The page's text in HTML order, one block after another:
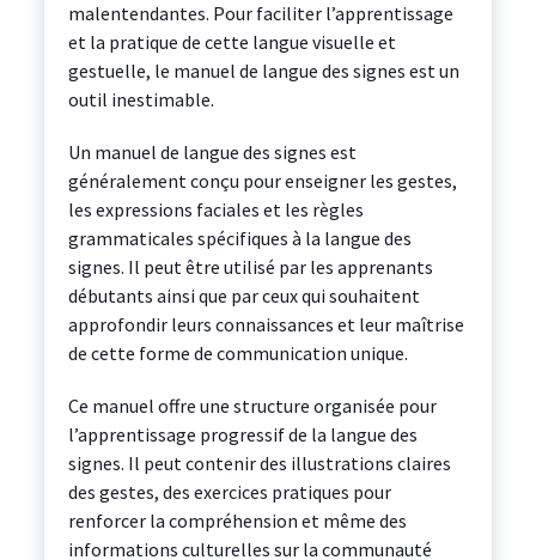
malentendantes. Pour faciliter l’apprentissage
et la pratique de cette langue visuelle et
gestuelle, le manuel de langue des signes est un
outil inestimable.
Un manuel de langue des signes est
généralement conçu pour enseigner les gestes,
les expressions faciales et les règles
grammaticales spécifiques à la langue des
signes. Il peut être utilisé par les apprenants
débutants ainsi que par ceux qui souhaitent
approfondir leurs connaissances et leur maîtrise
de cette forme de communication unique.
Ce manuel offre une structure organisée pour
l’apprentissage progressif de la langue des
signes. Il peut contenir des illustrations claires
des gestes, des exercices pratiques pour
renforcer la compréhension et même des
informations culturelles sur la communauté